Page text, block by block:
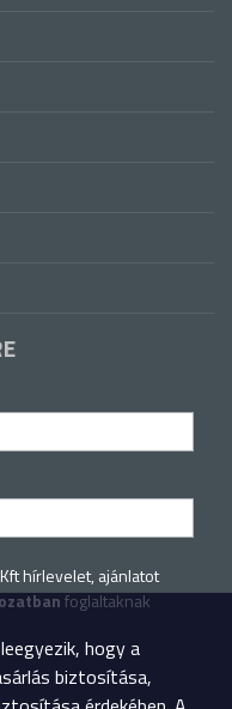
hírlevelet, ajánlatot
foglaltaknak
hogy a
biztosítása,